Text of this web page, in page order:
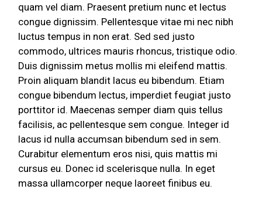
quam vel diam. Praesent pretium nunc et lectus
congue dignissim. Pellentesque vitae mi nec nibh
luctus tempus in non erat. Sed sed justo
commodo, ultrices mauris rhoncus, tristique odio.
Duis dignissim metus mollis mi eleifend mattis.
Proin aliquam blandit lacus eu bibendum. Etiam
congue bibendum lectus, imperdiet feugiat justo
porttitor id. Maecenas semper diam quis tellus
facilisis, ac pellentesque sem congue. Integer id
lacus id nulla accumsan bibendum sed in sem.
Curabitur elementum eros nisi, quis mattis mi
cursus eu. Donec id scelerisque nulla. In eget
massa ullamcorper neque laoreet finibus eu.